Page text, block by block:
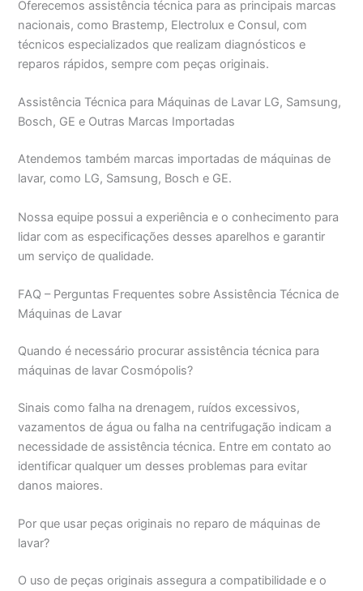
Oferecemos assistência técnica para as principais marcas
nacionais, como Brastemp, Electrolux e Consul, com
técnicos especializados que realizam diagnósticos e
reparos rápidos, sempre com peças originais.
Assistência Técnica para Máquinas de Lavar LG, Samsung,
Bosch, GE e Outras Marcas Importadas
Atendemos também marcas importadas de máquinas de
lavar, como LG, Samsung, Bosch e GE.
Nossa equipe possui a experiência e o conhecimento para
lidar com as especificações desses aparelhos e garantir
um serviço de qualidade.
FAQ – Perguntas Frequentes sobre Assistência Técnica de
Máquinas de Lavar
Quando é necessário procurar assistência técnica para
máquinas de lavar Cosmópolis?
Sinais como falha na drenagem, ruídos excessivos,
vazamentos de água ou falha na centrifugação indicam a
necessidade de assistência técnica. Entre em contato ao
identificar qualquer um desses problemas para evitar
danos maiores.
Por que usar peças originais no reparo de máquinas de
lavar?
O uso de peças originais assegura a compatibilidade e o